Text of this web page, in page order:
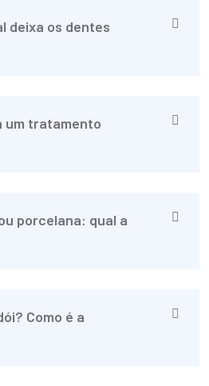
deixa os dentes
um tratamento
porcelana: qual a
Como é a